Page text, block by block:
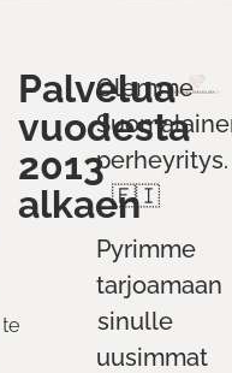
Palvelua
vuodesta
2013
alkaen
Olemme
perheyritys.
🇫🇮
Pyrimme
tarjoamaan
sinulle
uusimmat